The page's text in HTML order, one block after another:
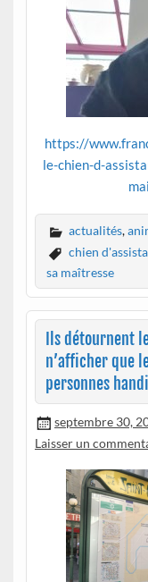
https://
le-chien-d-
actualités,
chien
sa maîtresse
Ils détournent
n’afficher que
personnes
septembre 30,
Laisser un